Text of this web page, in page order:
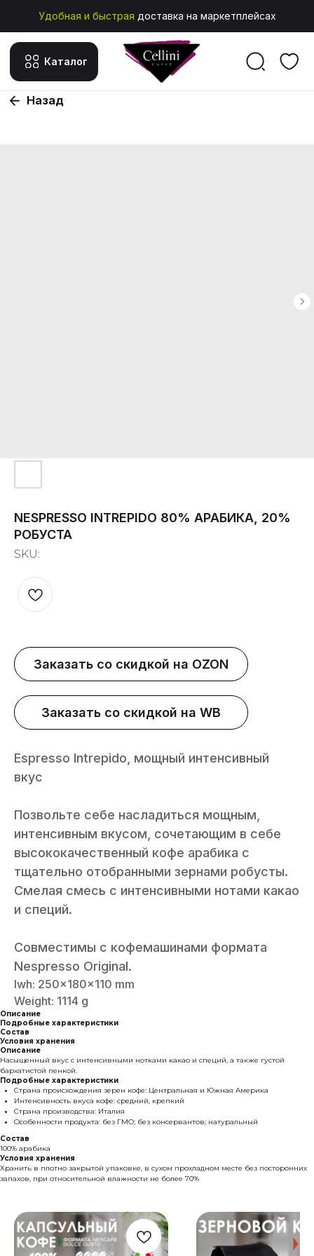
Удобная и быстрая доставка на маркетплейсах
Каталог
NESPRESSO INTREPIDO 80% АРАБИКА, 20%
РОБУСТА
SKU:
Заказать со скидкой на OZON
Заказать со скидкой на WB
Espresso Intrepido, мощный интенсивный
вкус
Позвольте себе насладиться мощным,
интенсивным вкусом, сочетающим в себе
высококачественный кофе арабика с
тщательно отобранными зернами робусты.
Смелая смесь с интенсивными нотами какао
и специй.
Совместимы с кофемашинами формата
Nespresso Original.
lwh: 250x180x110 mm
Weight: 1114 g
Описание
Подробные характеристики
Состав
Условия хранения
Описание
Насыщенный вкус с интенсивными нотками какао и специй, а также густой
бархатистой пенкой.
Подробные характеристики
Страна происхождения зерен кофе: Центральная и Южная Америка
Интенсивность вкуса кофе: средний, крепкий
Страна производства: Италия
Особенности продукта: без ГМО; без консервантов; натуральный
Состав
100% арабика
Условия хранения
Хранить в плотно закрытой упаковке, в сухом прохладном месте без посторонних
запахов, при относительной влажности не более 70%
Кофе в капсулах
Молотый
Для
гостеприимства